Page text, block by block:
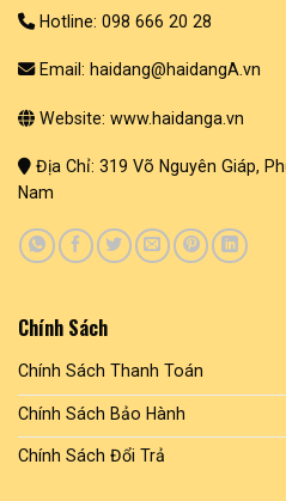
Hotline: 098 666 20 28
Email: haidang@haidangA.vn
Website: www.haidanga.vn
Địa Chỉ: 319 Võ Nguyên Giáp,
Nam
Chính Sách
Chính Sách Thanh Toán
Chính Sách Bảo Hành
Chính Sách Đổi Trả